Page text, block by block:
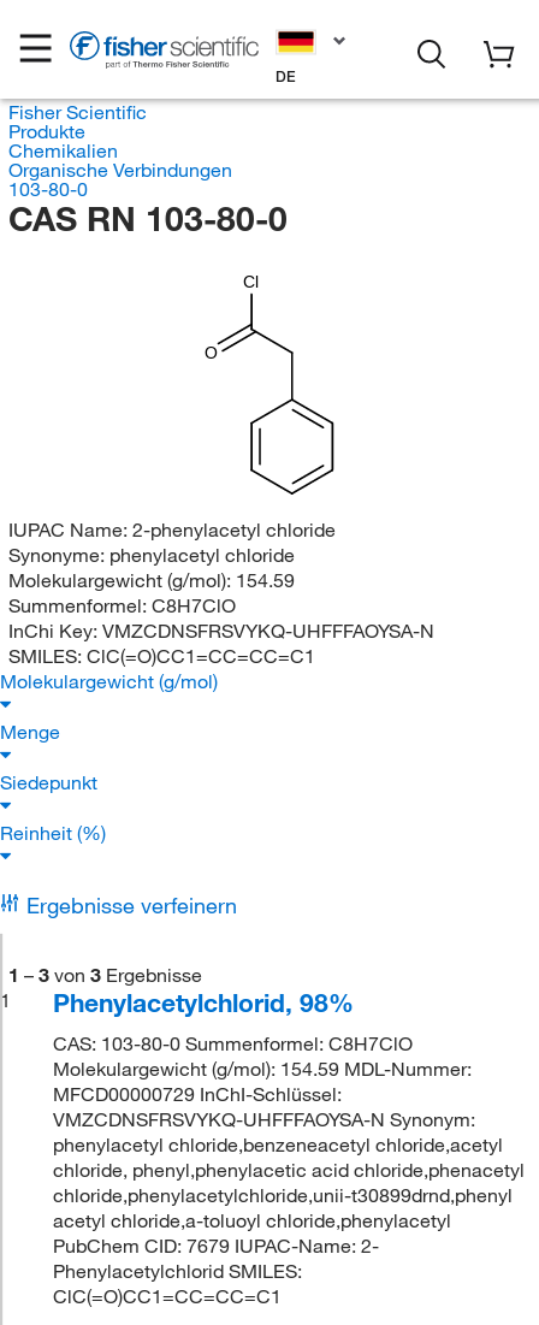
DE
Fisher Scientific
Produkte
Chemikalien
Organische Verbindungen
103-80-0
CAS RN 103-80-0
Cl
O
IUPAC Name: 2-phenylacetyl chloride
Synonyme: phenylacetyl chloride
Molekulargewicht (g/mol): 154.59
Summenformel: C8H7ClO
InChi Key: VMZCDNSFRSVYKQ-UHFFFAOYSA-N
SMILES: ClC(=O)CC1=CC=CC=C1
Molekulargewicht (g/mol)
Menge
Siedepunkt
Reinheit (%)
Ergebnisse verfeinern
1 – 3 von 3 Ergebnisse
1
Phenylacetylchlorid, 98%
CAS: 103-80-0 Summenformel: C8H7ClO
Molekulargewicht (g/mol): 154.59 MDL-Nummer:
MFCD00000729 InChI-Schlüssel:
VMZCDNSFRSVYKQ-UHFFFAOYSA-N Synonym:
phenylacetyl chloride,benzeneacetyl chloride,acetyl
chloride, phenyl,phenylacetic acid chloride,phenacetyl
chloride,phenylacetylchloride,unii-t30899drnd,phenyl
acetyl chloride,a-toluoyl chloride,phenylacetyl
PubChem CID: 7679 IUPAC-Name: 2-
Phenylacetylchlorid SMILES:
ClC(=O)CC1=CC=CC=C1